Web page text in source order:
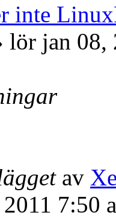
inte
lör jan 08,
av
7:50